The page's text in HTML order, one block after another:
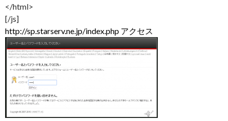
</html>
[/js]
http://sp.starserv.ne.jp/index.php アクセス